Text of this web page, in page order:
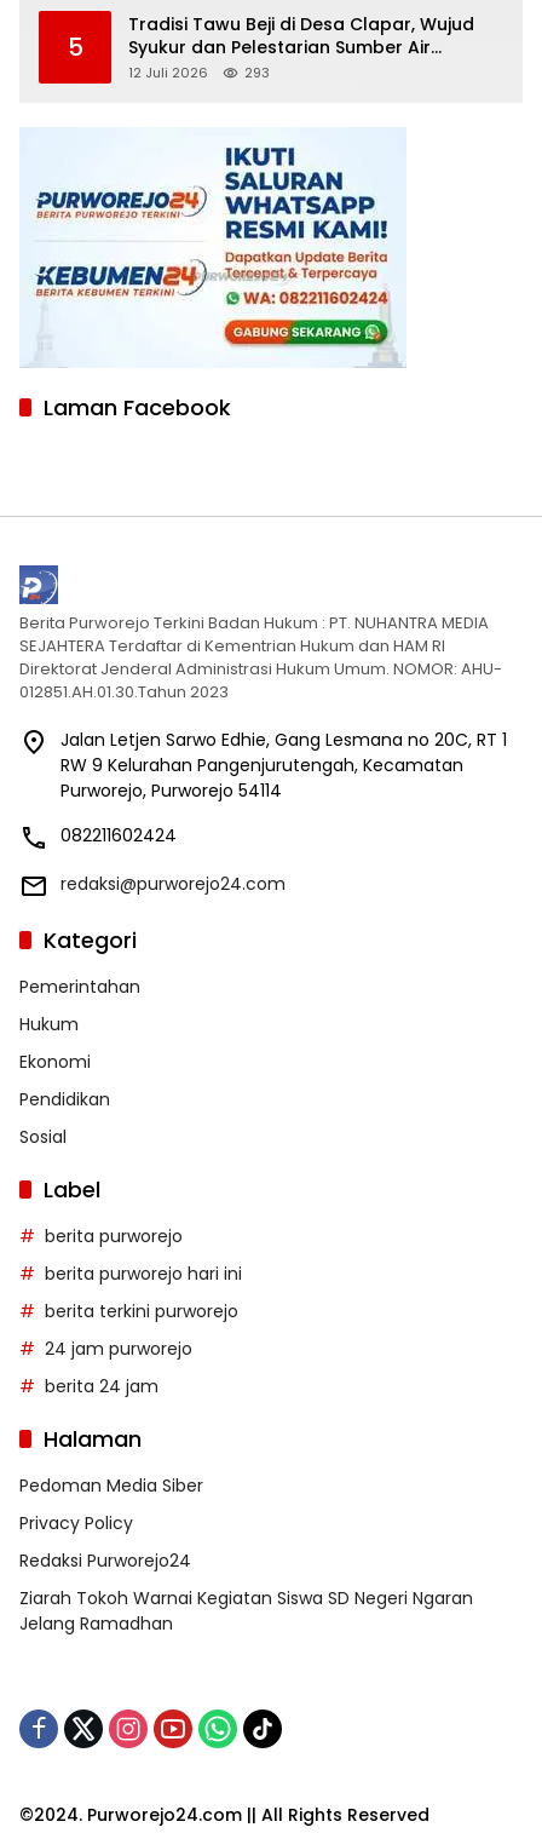
5
Tradisi Tawu Beji di Desa Clapar, Wujud
Syukur dan Pelestarian Sumber Air
Kehidupan yang Tak Pernah Kering
12 Juli 2026 293
Laman Facebook
Berita Purworejo Terkini Badan Hukum : PT. NUHANTRA MEDIA
SEJAHTERA Terdaftar di Kementrian Hukum dan HAM RI
Direktorat Jenderal Administrasi Hukum Umum. NOMOR: AHU-
012851.AH.01.30.Tahun 2023
Jalan Letjen Sarwo Edhie, Gang Lesmana no 20C, RT 1
RW 9 Kelurahan Pangenjurutengah, Kecamatan
Purworejo, Purworejo 54114
082211602424
redaksi@purworejo24.com
Kategori
Pemerintahan
Hukum
Ekonomi
Pendidikan
Sosial
Label
berita purworejo
berita purworejo hari ini
berita terkini purworejo
24 jam purworejo
berita 24 jam
Halaman
Pedoman Media Siber
Privacy Policy
Redaksi Purworejo24
Ziarah Tokoh Warnai Kegiatan Siswa SD Negeri Ngaran
Jelang Ramadhan
©2024. Purworejo24.com || All Rights Reserved